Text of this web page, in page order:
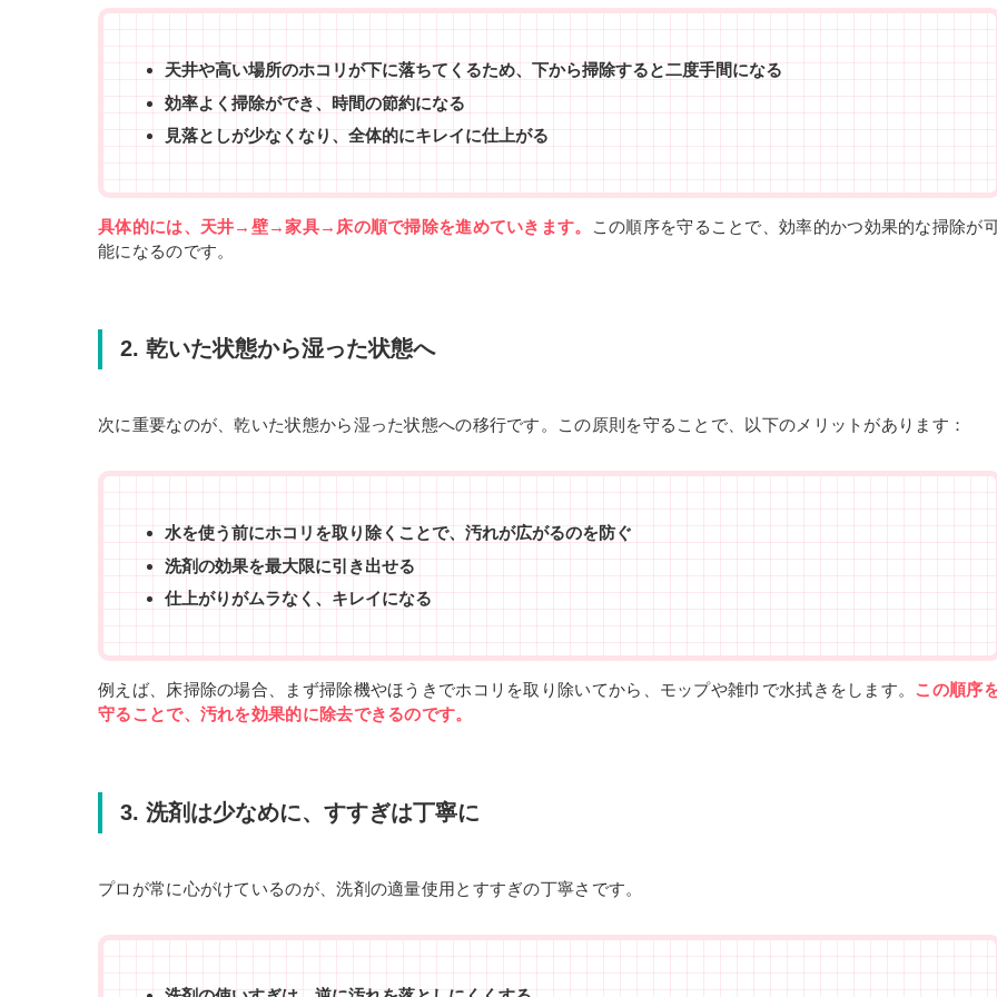
天井や高い場所のホコリが下に落ちてくるため、下から掃除すると二度手間になる
効率よく掃除ができ、時間の節約になる
見落としが少なくなり、全体的にキレイに仕上がる
具体的には、天井→壁→家具→床の順で掃除を進めていきます。
この順序を守ることで、効率的かつ効果的な掃除が
能になるのです。
2. 乾いた状態から湿った状態へ
次に重要なのが、乾いた状態から湿った状態への移行です。この原則を守ることで、以下のメリットがあります：
水を使う前にホコリを取り除くことで、汚れが広がるのを防ぐ
洗剤の効果を最大限に引き出せる
仕上がりがムラなく、キレイになる
例えば、床掃除の場合、まず掃除機やほうきでホコリを取り除いてから、モップや雑巾で水拭きをします。 この順序
守ることで、汚れを効果的に除去できるのです。
3. 洗剤は少なめに、すすぎは丁寧に
プロが常に心がけているのが、洗剤の適量使用とすすぎの丁寧さです。